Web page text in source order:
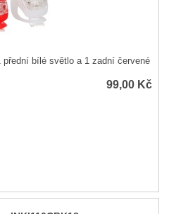
bílé světlo a 1 zadní červené
99,00 Kč